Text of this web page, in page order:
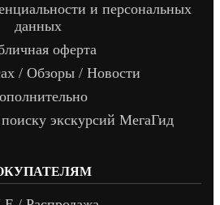
и персональных
данных
оферта
/ Обзоры / Новости
экскурсий МегаГид